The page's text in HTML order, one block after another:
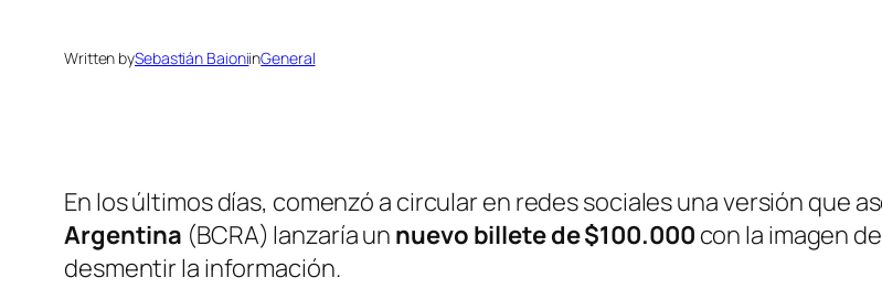
Written bySebastián BaioniinGeneral
En los últimos días, comenzó a circular en redes sociales una versión que
Argentina (BCRA) lanzaría un nuevo billete de $100.000 con la imagen
desmentir la información.